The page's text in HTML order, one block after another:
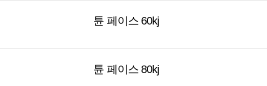
튠 페이스 60kj
튠 페이스 80kj